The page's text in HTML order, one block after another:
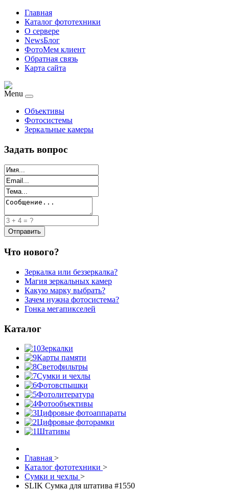
Главная
Каталог фототехники
О сервере
NewsБлог
ФотоМем клиент
Обратная связь
Карта сайта
Menu
Объективы
Фотосистемы
Зеркальные камеры
Задать вопрос
Что нового?
Зеркалка или беззеркалка?
Магия зеркальных камер
Какую марку выбрать?
Зачем нужна фотосистема?
Гонка мегапикселей
Каталог
Зеркалки
Карты памяти
Светофильтры
Сумки и чехлы
Фотовспышки
Фотолитература
Фотообъективы
Цифровые фотоаппараты
Цифровые фоторамки
Штативы
Главная >
Каталог фототехники >
Сумки и чехлы >
SLIK Сумка для штатива #1550